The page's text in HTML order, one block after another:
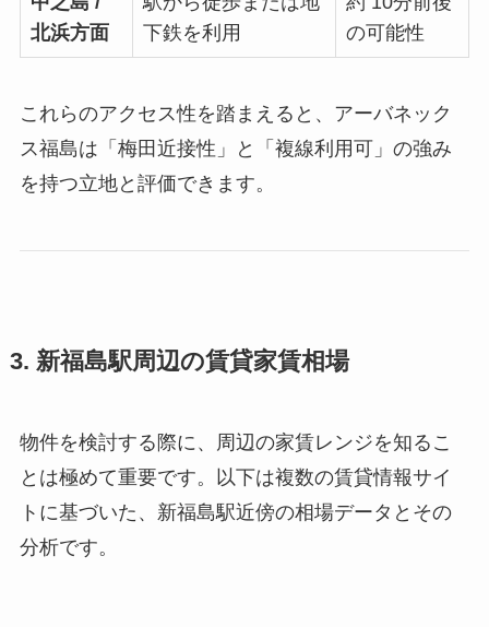
北浜方面
下鉄を利用
の可能性
これらのアクセス性を踏まえると、アーバネック
ス福島は「梅田近接性」と「複線利用可」の強み
を持つ立地と評価できます。
3. 新福島駅周辺の賃貸家賃相場
物件を検討する際に、周辺の家賃レンジを知るこ
とは極めて重要です。以下は複数の賃貸情報サイ
トに基づいた、新福島駅近傍の相場データとその
分析です。